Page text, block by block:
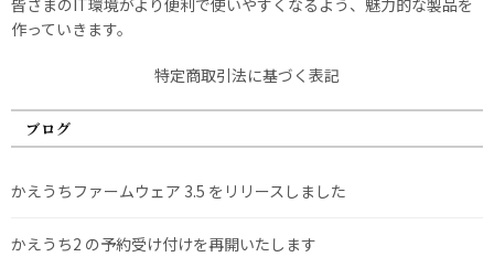
皆さまのIT環境がより便利で使いやすくなるよう、魅力的な製品を
作っていきます。
特定商取引法に基づく表記
ブログ
かえうちファームウェア 3.5 をリリースしました
かえうち2 の予約受け付けを再開いたします